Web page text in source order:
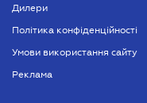
Дилери
Політика конфіденційності
Умови використання сайту
Реклама